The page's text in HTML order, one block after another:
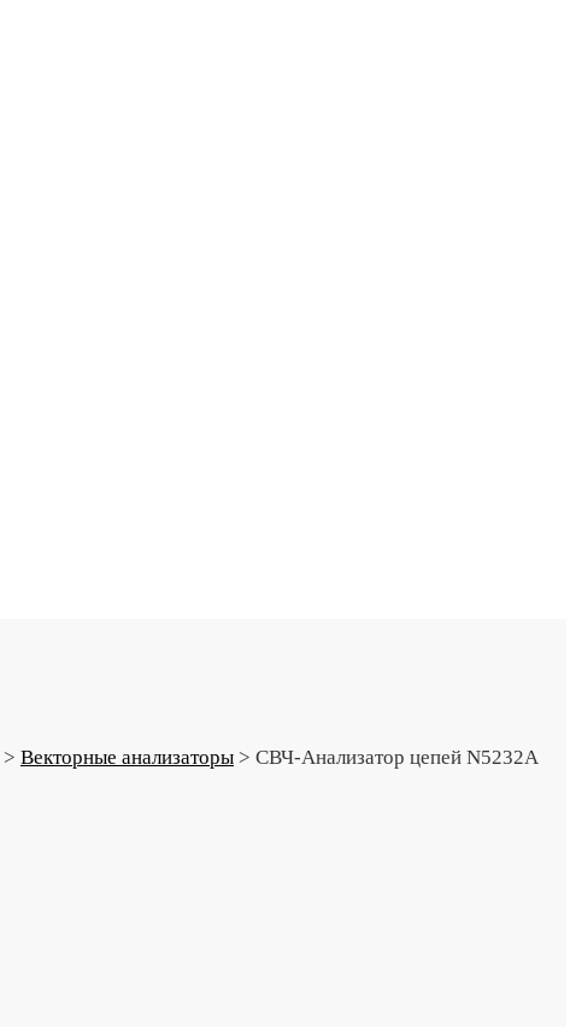
> Векторные анализаторы > СВЧ-Анализатор цепей N5232A